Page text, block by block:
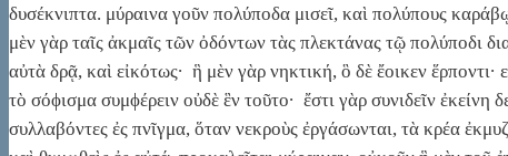
δυσέκνιπτα. μύραινα γοῦν πολύποδα μισεῖ, καὶ πολύπους
μὲν γὰρ ταῖς ἀκμαῖς τῶν ὀδόντων τὰς πλεκτάνας τῷ πολύποδι
αὐτὰ δρᾷ, καὶ εἰκότως· ἣ μὲν γὰρ νηκτική, ὃ δὲ ἔοικεν
τὸ σόϕισμα συμϕέρειν οὐδὲ ἓν τοῦτο· ἔστι γὰρ συνιδεῖν
συλλαβόντες ἐς πνῖγμα, ὅταν νεκροὺς ἐργάσωνται, τὰ κρέα